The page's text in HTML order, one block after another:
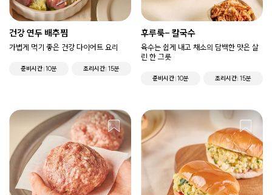
건강 연두 배추찜
가볍게 먹기 좋은 건강 다이어트 요리
준비시간 10분 조리시간 15분
후루룩- 칼국수
육수는 쉽게 내고 채소의 담백한 맛은 살
린 한 그릇
준비시간 10분 조리시간 15분